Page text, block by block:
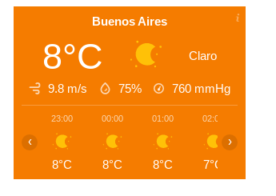
Buenos Aires
8°C Claro
9.8 m/s 75% 760 mmHg
23:00
8°C
00:00
8°C
01:00
8°C
02:00
7°C
‹ ›